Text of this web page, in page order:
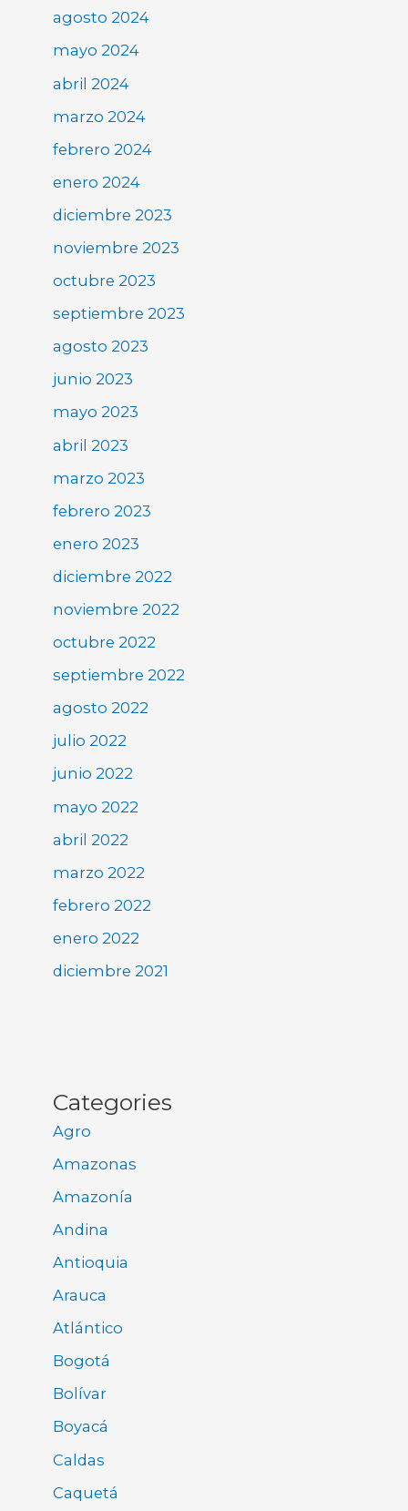
agosto 2024
mayo 2024
abril 2024
marzo 2024
febrero 2024
enero 2024
diciembre 2023
noviembre 2023
octubre 2023
septiembre 2023
agosto 2023
junio 2023
mayo 2023
abril 2023
marzo 2023
febrero 2023
enero 2023
diciembre 2022
noviembre 2022
octubre 2022
septiembre 2022
agosto 2022
julio 2022
junio 2022
mayo 2022
abril 2022
marzo 2022
febrero 2022
enero 2022
diciembre 2021
Categories
Agro
Amazonas
Amazonía
Andina
Antioquia
Arauca
Atlántico
Bogotá
Bolívar
Boyacá
Caldas
Caquetá